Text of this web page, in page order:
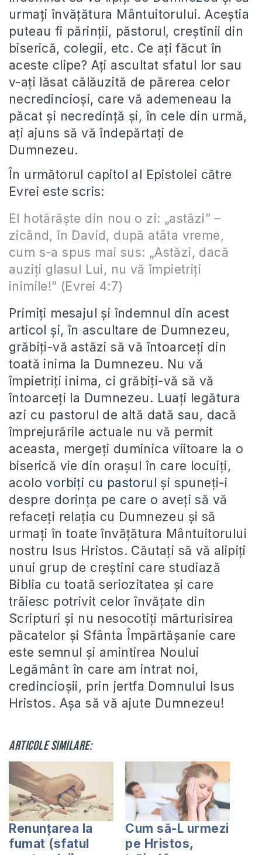
urmați învățătura Mântuitorului. Aceștia
puteau fi părinții, păstorul, creștinii din
biserică, colegii, etc. Ce ați făcut în
aceste clipe? Ați ascultat sfatul lor sau
v-ați lăsat călăuzită de părerea celor
necredincioși, care vă ademeneau la
păcat și necredință și, în cele din urmă,
ați ajuns să vă îndepărtați de
Dumnezeu.
În următorul capitol al Epistolei către
Evrei este scris:
El hotărăşte din nou o zi: „astăzi” –
zicând, în David, după atâta vreme,
cum s-a spus mai sus: „Astăzi, dacă
auziţi glasul Lui, nu vă împietriţi
inimile!” (Evrei 4:7)
Primiți mesajul și îndemnul din acest
articol și, în ascultare de Dumnezeu,
grăbiți-vă astăzi să vă întoarceți din
toată inima la Dumnezeu. Nu vă
împietriți inima, ci grăbiți-vă să vă
întoarceți la Dumnezeu. Luați legătura
azi cu pastorul de altă dată sau, dacă
împrejurările actuale nu vă permit
aceasta, mergeți duminica viitoare la o
biserică vie din orașul în care locuiți,
acolovorbiți cu pastorul și spuneți-i
despre dorința pe care o aveți să vă
refaceți relația cu Dumnezeu și să
urmați în toate învățătura Mântuitorului
nostru Isus Hristos. Căutați să vă alipiți
unui grup de creștini care studiază
Biblia cu toată seriozitatea și care
trăiesc potrivit celor învățate din
Scripturi și nu nesocotiți mărturisirea
păcatelor și Sfânta Împărtășanie care
este semnul și amintirea Noului
Legământ în care am intrat noi,
credincioșii, prin jertfa Domnului Isus
Hristos. Așa să vă ajute Dumnezeu!
Articole similare:
Renunțarea la
fumat (sfatul
Cum să-L urmezi
pe Hristos,